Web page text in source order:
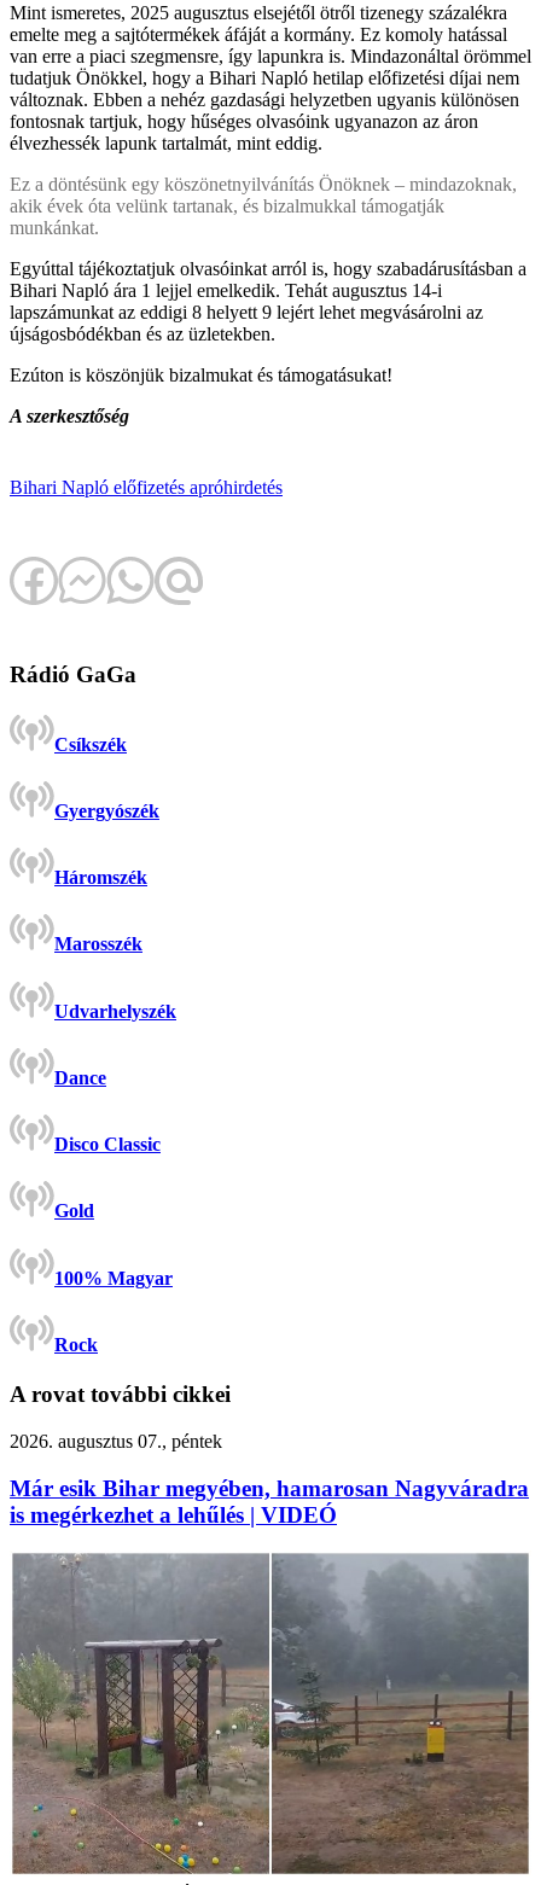
Mint ismeretes, 2025 augusztus elsejétől ötről tizenegy százalékra
emelte meg a sajtótermékek áfáját a kormány. Ez komoly hatással
van erre a piaci szegmensre, így lapunkra is. Mindazonáltal örömmel
tudatjuk Önökkel, hogy a Bihari Napló hetilap előfizetési díjai nem
változnak. Ebben a nehéz gazdasági helyzetben ugyanis különösen
fontosnak tartjuk, hogy hűséges olvasóink ugyanazon az áron
élvezhessék lapunk tartalmát, mint eddig.
Ez a döntésünk egy köszönetnyilvánítás Önöknek – mindazoknak,
akik évek óta velünk tartanak, és bizalmukkal támogatják
munkánkat.
Egyúttal tájékoztatjuk olvasóinkat arról is, hogy szabadárusításban a
Bihari Napló ára 1 lejjel emelkedik. Tehát augusztus 14-i
lapszámunkat az eddigi 8 helyett 9 lejért lehet megvásárolni az
újságosbódékban és az üzletekben.
Ezúton is köszönjük bizalmukat és támogatásukat!
A szerkesztőség
Bihari Napló előfizetés apróhirdetés
Rádió GaGa
Csíkszék
Gyergyószék
Háromszék
Marosszék
Udvarhelyszék
Dance
Disco Classic
Gold
100% Magyar
Rock
A rovat további cikkei
2026. augusztus 07., péntek
Már esik Bihar megyében, hamarosan Nagyváradra
is megérkezhet a lehűlés | VIDEÓ